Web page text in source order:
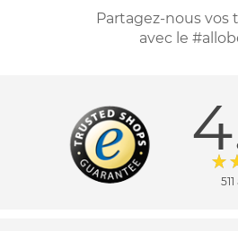
Partagez-nous vos
avec le